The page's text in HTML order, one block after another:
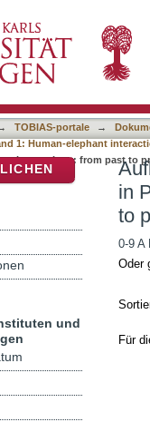
TOBIAS-portale →
1: Human-elephant
interactions: from past to
in
to
0-9 A
Oder
Für
und